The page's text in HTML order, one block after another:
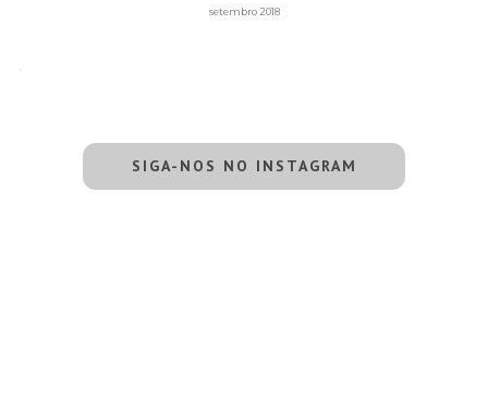
setembro 2018
SIGA-NOS NO INSTAGRAM